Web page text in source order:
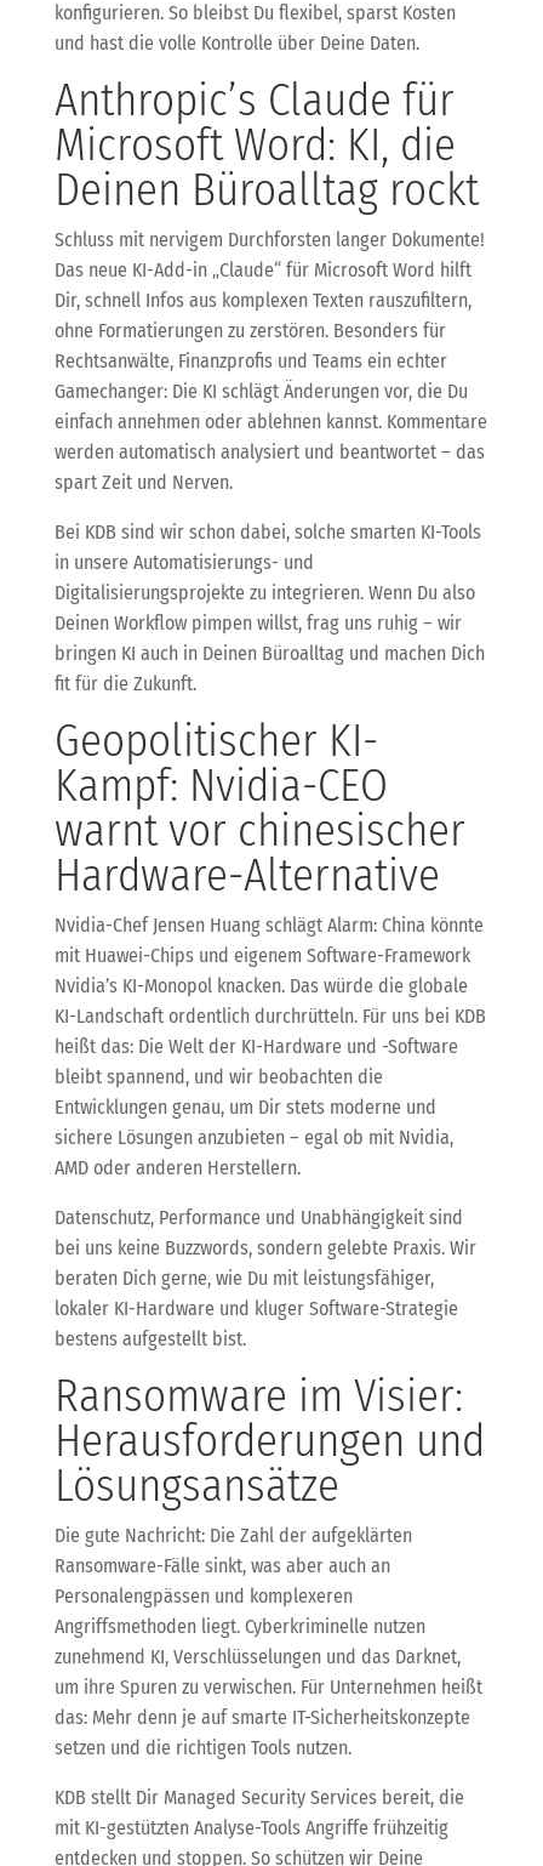
konfigurieren. So bleibst Du flexibel, sparst Kosten
und hast die volle Kontrolle über Deine Daten.
Anthropic’s Claude für
Microsoft Word: KI, die
Deinen Büroalltag rockt
Schluss mit nervigem Durchforsten langer Dokumente!
Das neue KI-Add-in „Claude“ für Microsoft Word hilft
Dir, schnell Infos aus komplexen Texten rauszufiltern,
ohne Formatierungen zu zerstören. Besonders für
Rechtsanwälte, Finanzprofis und Teams ein echter
Gamechanger: Die KI schlägt Änderungen vor, die Du
einfach annehmen oder ablehnen kannst. Kommentare
werden automatisch analysiert und beantwortet – das
spart Zeit und Nerven.
Bei KDB sind wir schon dabei, solche smarten KI-Tools
in unsere Automatisierungs- und
Digitalisierungsprojekte zu integrieren. Wenn Du also
Deinen Workflow pimpen willst, frag uns ruhig – wir
bringen KI auch in Deinen Büroalltag und machen Dich
fit für die Zukunft.
Geopolitischer KI-
Kampf: Nvidia-CEO
warnt vor chinesischer
Hardware-Alternative
Nvidia-Chef Jensen Huang schlägt Alarm: China könnte
mit Huawei-Chips und eigenem Software-Framework
Nvidia’s KI-Monopol knacken. Das würde die globale
KI-Landschaft ordentlich durchrütteln. Für uns bei KDB
heißt das: Die Welt der KI-Hardware und -Software
bleibt spannend, und wir beobachten die
Entwicklungen genau, um Dir stets moderne und
sichere Lösungen anzubieten – egal ob mit Nvidia,
AMD oder anderen Herstellern.
Datenschutz, Performance und Unabhängigkeit sind
bei uns keine Buzzwords, sondern gelebte Praxis. Wir
beraten Dich gerne, wie Du mit leistungsfähiger,
lokaler KI-Hardware und kluger Software-Strategie
bestens aufgestellt bist.
Ransomware im Visier:
Herausforderungen und
Lösungsansätze
Die gute Nachricht: Die Zahl der aufgeklärten
Ransomware-Fälle sinkt, was aber auch an
Personalengpässen und komplexeren
Angriffsmethoden liegt. Cyberkriminelle nutzen
zunehmend KI, Verschlüsselungen und das Darknet,
um ihre Spuren zu verwischen. Für Unternehmen heißt
das: Mehr denn je auf smarte IT-Sicherheitskonzepte
setzen und die richtigen Tools nutzen.
KDB stellt Dir Managed Security Services bereit, die
mit KI-gestützten Analyse-Tools Angriffe frühzeitig
entdecken und stoppen. So schützen wir Deine